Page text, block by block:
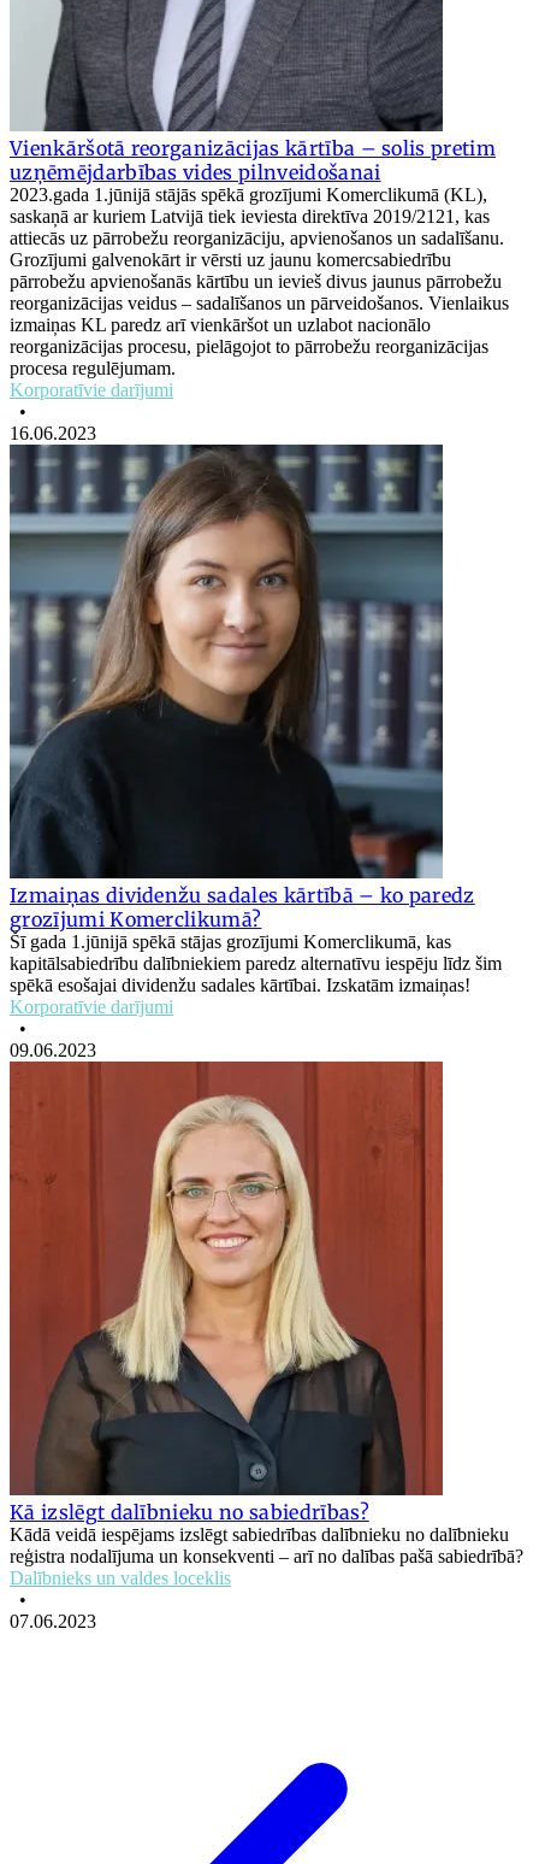
Vienkāršotā reorganizācijas kārtība – solis pretim
uzņēmējdarbības vides pilnveidošanai
2023.gada 1.jūnijā stājās spēkā grozījumi Komerclikumā (KL),
saskaņā ar kuriem Latvijā tiek ieviesta direktīva 2019/2121, kas
attiecās uz pārrobežu reorganizāciju, apvienošanos un sadalīšanu.
Grozījumi galvenokārt ir vērsti uz jaunu komercsabiedrību
pārrobežu apvienošanās kārtību un ievieš divus jaunus pārrobežu
reorganizācijas veidus – sadalīšanos un pārveidošanos. Vienlaikus
izmaiņas KL paredz arī vienkāršot un uzlabot nacionālo
reorganizācijas procesu, pielāgojot to pārrobežu reorganizācijas
procesa regulējumam.
Korporatīvie darījumi
•
16.06.2023
Izmaiņas dividenžu sadales kārtībā – ko paredz
grozījumi Komerclikumā?
Šī gada 1.jūnijā spēkā stājas grozījumi Komerclikumā, kas
kapitālsabiedrību dalībniekiem paredz alternatīvu iespēju līdz šim
spēkā esošajai dividenžu sadales kārtībai. Izskatām izmaiņas!
Korporatīvie darījumi
•
09.06.2023
Kā izslēgt dalībnieku no sabiedrības?
Kādā veidā iespējams izslēgt sabiedrības dalībnieku no dalībnieku
reģistra nodalījuma un konsekventi – arī no dalības pašā sabiedrībā?
Dalībnieks un valdes loceklis
•
07.06.2023